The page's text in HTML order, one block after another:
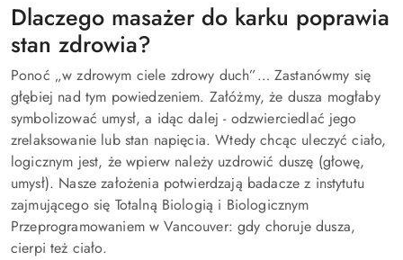
Dlaczego masażer do karku poprawia
stan zdrowia?
Ponoć „w zdrowym ciele zdrowy duch”… Zastanówmy się
głębiej nad tym powiedzeniem. Załóżmy, że dusza mogłaby
symbolizować umysł, a idąc dalej - odzwierciedlać jego
zrelaksowanie lub stan napięcia. Wtedy chcąc uleczyć ciało,
logicznym jest, że wpierw należy uzdrowić duszę (głowę,
umysł). Nasze założenia potwierdzają badacze z instytutu
zajmującego się Totalną Biologią i Biologicznym
Przeprogramowaniem w Vancouver: gdy choruje dusza,
cierpi też ciało.